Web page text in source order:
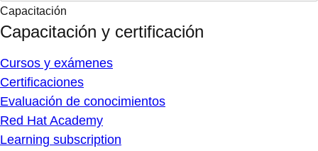
Capacitación
Capacitación y certificación
Cursos y exámenes
Certificaciones
Evaluación de conocimientos
Red Hat Academy
Learning subscription